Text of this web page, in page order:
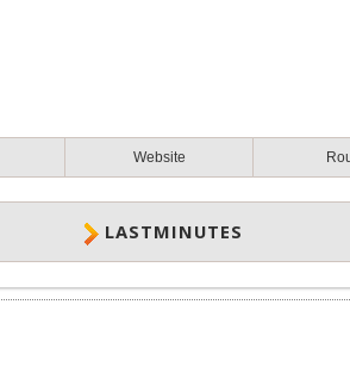
Website
LASTMINUTES